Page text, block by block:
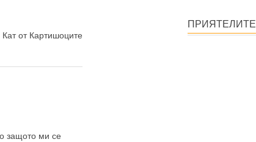
Кат от Картишоците
защото ми се
ПРИЯТЕЛИТЕ